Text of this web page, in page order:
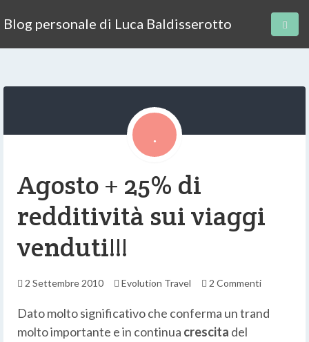
Blog personale di Luca Baldisserotto
Agosto + 25% di
redditività sui viaggi
venduti!!!
2 Settembre 2010 Evolution Travel 2 Commenti
Dato molto significativo che conferma un trand
molto importante e in continua crescita del